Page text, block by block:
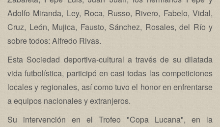
Adolfo Miranda, Ley, Roca, Russo, Rivero, Fabelo, Vidal,
Cruz, León, Mujica, Fausto, Sánchez, Rosales, del Río y
sobre todos: Alfredo Rivas.
Esta Sociedad deportiva-cultural a través de su dilatada
vida futbolística, participó en casi todas las competiciones
locales y regionales, así como tuvo el honor en enfrentarse
a equipos nacionales y extranjeros.
Su intervención en el Trofeo "Copa Lucana", en la